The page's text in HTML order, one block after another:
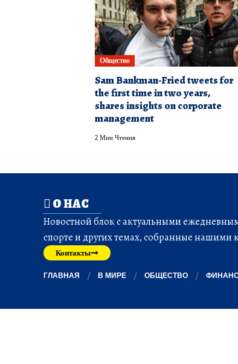
Общество
Sam Bankman-Fried tweets for
the first time in two years,
shares insights on corporate
management
2 Мин Чтения
О НАС
Новостной блок с актуальными
спорте и других темах, собранные нашими
Контакты
ГЛАВНАЯ В МИРЕ ОБЩЕСТВО